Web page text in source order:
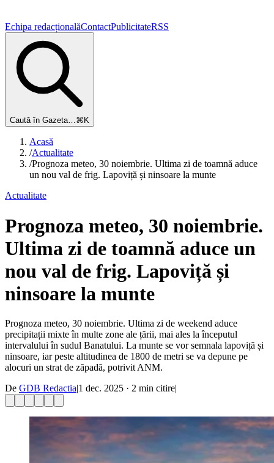
Echipa redacționalăContactPublicitateRSS
Caută în Gazeta…⌘K
Acasă
/Actualitate
/Prognoza meteo, 30 noiembrie. Ultima zi de toamnă aduce
un nou val de frig. Lapoviță și ninsoare la munte
Actualitate
Prognoza meteo, 30 noiembrie.
Ultima zi de toamnă aduce un
nou val de frig. Lapoviță și
ninsoare la munte
Prognoza meteo, 30 noiembrie. Ultima zi de weekend aduce
precipitații mixte în multe zone ale țării, mai ales la începutul
intervalului în sudul Banatului. La munte se vor semnala lapoviță și
ninsoare, iar peste altitudinea de 1800 de metri se va depune pe
alocuri un strat de zăpadă, potrivit ANM.
De GDB Redactia|1 dec. 2025 · 2 min citire|